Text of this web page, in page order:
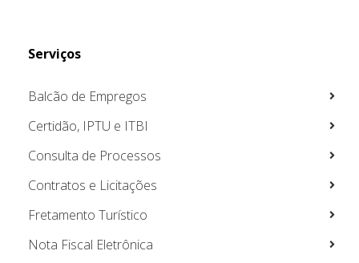
Serviços
Balcão de Empregos
Certidão, IPTU e ITBI
Consulta de Processos
Contratos e Licitações
Fretamento Turístico
Nota Fiscal Eletrônica